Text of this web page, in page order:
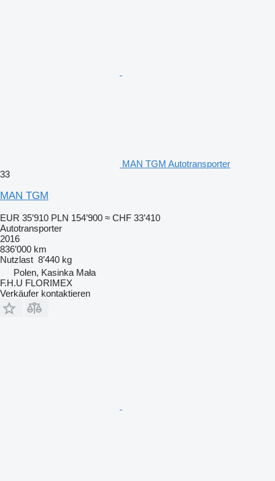
MAN TGM Autotransporter
33
MAN TGM
EUR 35’910 PLN 154’900 ≈ CHF 33’410
Autotransporter
2016
836’000 km
Nutzlast 8’440 kg
Polen, Kasinka Mała
F.H.U FLORIMEX
Verkäufer kontaktieren